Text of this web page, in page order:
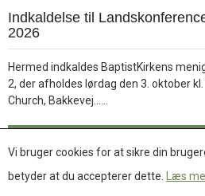
1.
jul.
Indkaldelse til
2026
Hermed indkaldes BaptistKirkens
2, der afholdes lørdag den 3. oktober
Church, Bakkevej……
Læs mere
Vi bruger cookies for at sikre din
betyder at du accepterer dette.
Læs